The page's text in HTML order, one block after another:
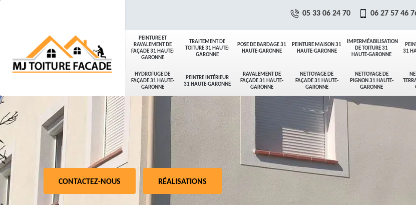
PEINTURE ET
RAVALEMENT DE
FAÇADE 31 HAUTE-
GARONNE
TRAITEMENT DE
TOITURE 31 HAUTE-
GARONNE
POSE DE BARDAGE 31
HAUTE-GARONNE
PEINTURE MAISON 31
HAUTE-GARONNE
IMPERMÉABILISATION
DE TOITURE 31
HAUTE-GARONNE
31
HYDROFUGE DE
FAÇADE 31 HAUTE-
GARONNE
PEINTRE INTÉRIEUR
31 HAUTE-GARONNE
RAVALEMENT DE
FAÇADE 31 HAUTE-
GARONNE
NETTOYAGE DE
FAÇADE 31 HAUTE-
GARONNE
NETTOYAGE DE
PIGNON 31 HAUTE-
GARONNE
05 33 06 24 70 06 27 57 46
CONTACTEZ-NOUS RÉALISATIONS